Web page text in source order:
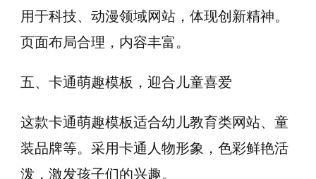
用于科技、动漫领域网站，体现创新精神。
页面布局合理，内容丰富。
五、卡通萌趣模板，迎合儿童喜爱
这款卡通萌趣模板适合幼儿教育类网站、童
装品牌等。采用卡通人物形象，色彩鲜艳活
泼，激发孩子们的兴趣。